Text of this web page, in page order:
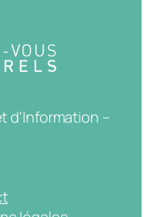
d'Information –